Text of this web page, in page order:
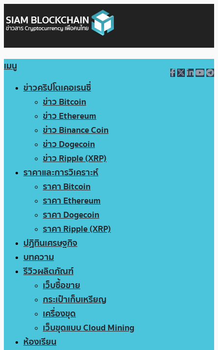
เมนู
ข่าวคริปโตเคอเรนซี่
ข่าว Bitcoin
ข่าว Ethereum
ข่าว Binance Coin
ข่าว Dogecoin
ข่าว Ripple (XRP)
ราคาและการวิเคราะห์
ราคา Bitcoin
ราคา Ethereum
ราคา Dogecoin
ราคา Ripple (XRP)
ปฏิทินเศรษฐกิจ
บทความ
รีวิวผลิตภัณฑ์
เว็บซื้อขาย
กระเป๋าเก็บเหรียญ
เครื่องขุด
เว็บขุดแบบ Cloud Mining
ห้องเรียน